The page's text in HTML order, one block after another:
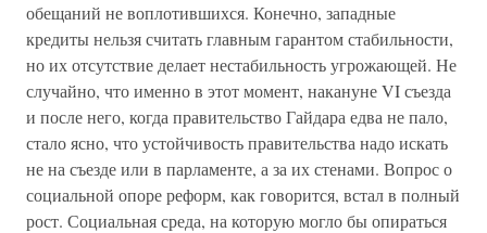
обещаний не воплотившихся. Конечно, западные
кредиты нельзя считать главным гарантом стабильности,
но их отсутствие делает нестабильность угрожающей. Не
случайно, что именно в этот момент, накануне VI съезда
и после него, когда правительство Гайдара едва не пало,
стало ясно, что устойчивость правительства надо искать
не на съезде или в парламенте, а за их стенами. Вопрос о
социальной опоре реформ, как говорится, встал в полный
рост. Социальная среда, на которую могло бы опираться